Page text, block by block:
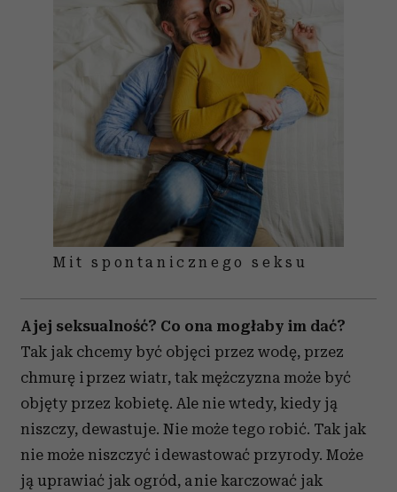
Mit spontanicznego seksu
A jej seksualność? Co ona mogłaby im dać?
Tak jak chcemy być objęci przez wodę, przez
chmurę i przez wiatr, tak mężczyzna może być
objęty przez kobietę. Ale nie wtedy, kiedy ją
niszczy, dewastuje. Nie może tego robić. Tak jak
nie może niszczyć i dewastować przyrody. Może
ją uprawiać jak ogród, a nie karczować jak